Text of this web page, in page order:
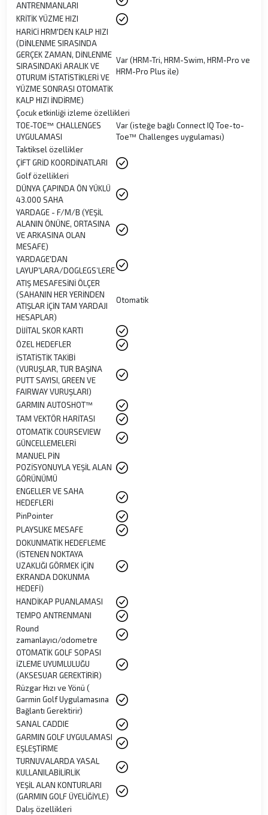
ANTRENMANLARI
KRİTİK YÜZME HIZI
HARİCİ HRM'DEN KALP HIZI
(DİNLENME SIRASINDA
GERÇEK ZAMAN, DİNLENME
SIRASINDAKİ ARALIK VE
OTURUM İSTATİSTİKLERİ VE
YÜZME SONRASI OTOMATİK
KALP HIZI İNDİRME)
Var (HRM-Tri, HRM-Swim, HRM-Pro ve
HRM-Pro Plus ile)
Çocuk etkinliği izleme özellikleri
TOE-TOE™ CHALLENGES
UYGULAMASI
Var (isteğe bağlı Connect IQ Toe-to-
Toe™ Challenges uygulaması)
Taktiksel özellikler
ÇİFT GRİD KOORDİNATLARI
Golf özellikleri
DÜNYA ÇAPINDA ÖN YÜKLÜ
43.000 SAHA
YARDAGE - F/M/B (YEŞİL
ALANIN ÖNÜNE, ORTASINA
VE ARKASINA OLAN
MESAFE)
YARDAGE'DAN
LAYUP'LARA/DOGLEGS’LERE
ATIŞ MESAFESİNİ ÖLÇER
(SAHANIN HER YERİNDEN
ATIŞLAR İÇİN TAM YARDAJI
HESAPLAR)
Otomatik
DİJİTAL SKOR KARTI
ÖZEL HEDEFLER
İSTATİSTİK TAKİBİ
(VURUŞLAR, TUR BAŞINA
PUTT SAYISI, GREEN VE
FAIRWAY VURUŞLARI)
GARMIN AUTOSHOT™
TAM VEKTÖR HARİTASI
OTOMATİK COURSEVIEW
GÜNCELLEMELERİ
MANUEL PİN
POZİSYONUYLA YEŞİL ALAN
GÖRÜNÜMÜ
ENGELLER VE SAHA
HEDEFLERİ
PinPointer
PLAYSLIKE MESAFE
DOKUNMATİK HEDEFLEME
(İSTENEN NOKTAYA
UZAKLIĞI GÖRMEK İÇİN
EKRANDA DOKUNMA
HEDEFİ)
HANDİKAP PUANLAMASI
TEMPO ANTRENMANI
Round
zamanlayıcı/odometre
OTOMATİK GOLF SOPASI
İZLEME UYUMLULUĞU
(AKSESUAR GEREKTİRİR)
Rüzgar Hızı ve Yönü (
Garmin Golf Uygulamasına
Bağlantı Gerektirir)
SANAL CADDIE
GARMIN GOLF UYGULAMASI
EŞLEŞTİRME
TURNUVALARDA YASAL
KULLANILABİLİRLİK
YEŞİL ALAN KONTURLARI
(GARMIN GOLF ÜYELİĞİYLE)
Dalış özellikleri